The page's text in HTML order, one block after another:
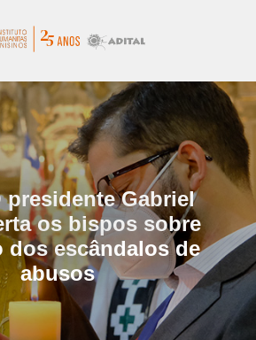
presidente Gabriel
os bispos sobre
dos escândalos de
abusos